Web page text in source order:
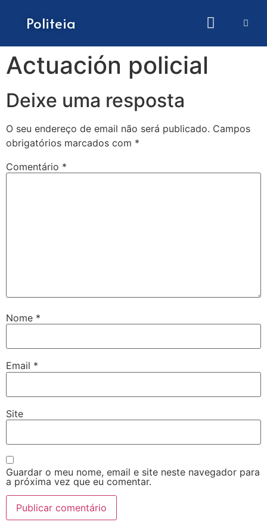
Politeia
Actuación policial
Deixe uma resposta
O seu endereço de email não será publicado. Campos
obrigatórios marcados com *
Comentário *
Nome *
Email *
Site
Guardar o meu nome, email e site neste navegador para
a próxima vez que eu comentar.